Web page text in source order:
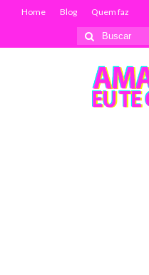
Home Blog Quem faz
Buscar
por: